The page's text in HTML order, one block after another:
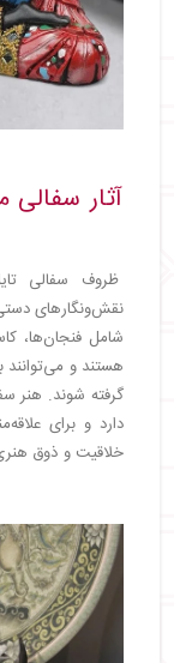
آثار سفالی
ظروف سفالی
نقش‌ونگارهای
شامل فنجان‌ها،
هستند و می‌توانند
گرفته شوند. هنر
دارد و برای
خلاقیت و ذوق